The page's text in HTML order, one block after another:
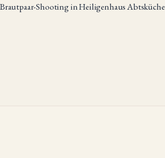
Brautpaar-Shooting in Heiligenhaus Abtsküche